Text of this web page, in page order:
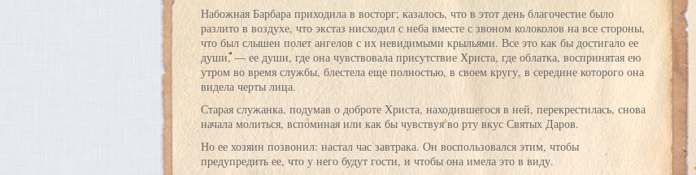
Набожная Барбара приходила в восторг; казалось, что в этот день благочестие было
разлито в воздухе, что экстаз нисходил с неба вместе с звоном колоколов на все стороны,
что был слышен полет ангелов с их невидимыми крыльями. Все это как бы достигало ее
души, — ее души, где она чувствовала присутствие Христа, где облатка, воспринятая ею
утром во время службы, блестела еще полностью, в своем кругу, в середине которого она
видела черты лица.
Старая служанка, подумав о доброте Христа, находившегося в ней, перекрестилась, снова
начала молиться, вспоминая или как бы чувствуя во рту вкус Святых Даров.
Но ее хозяин позвонил: настал час завтрака. Он воспользовался этим, чтобы
предупредить ее, что у него будут гости, и чтобы она имела это в виду.